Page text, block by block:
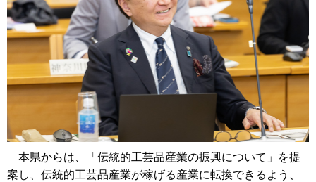
本県からは、「伝統的工芸品産業の振興について」を提
案し、伝統的工芸品産業が稼げる産業に転換できるよう、